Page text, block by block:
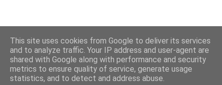
This site uses cookies from Google to deliver its services
and to analyze traffic. Your IP address and user-agent are
shared with Google along with performance and security
metrics to ensure quality of service, generate usage
statistics, and to detect and address abuse.